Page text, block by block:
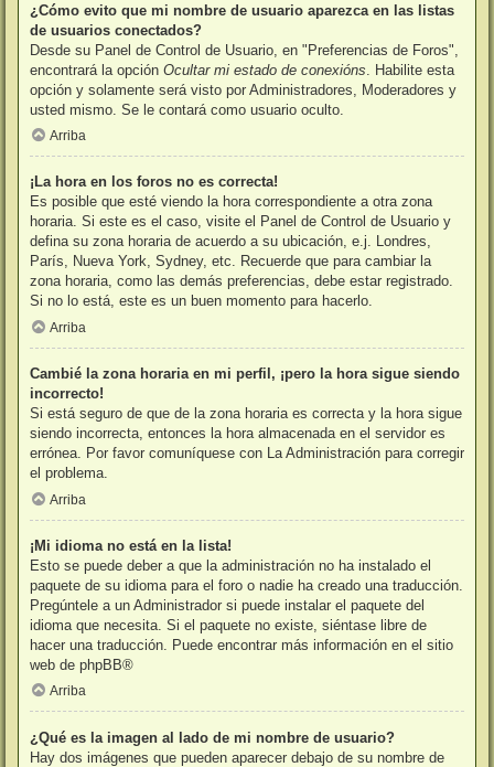
¿Cómo evito que mi nombre de usuario aparezca en las listas
de usuarios conectados?
Desde su Panel de Control de Usuario, en "Preferencias de Foros",
encontrará la opción Ocultar mi estado de conexións . Habilite esta
opción y solamente será visto por Administradores, Moderadores y
usted mismo. Se le contará como usuario oculto.
Arriba
¡La hora en los foros no es correcta!
Es posible que esté viendo la hora correspondiente a otra zona
horaria. Si este es el caso, visite el Panel de Control de Usuario y
defina su zona horaria de acuerdo a su ubicación, e.j. Londres,
París, Nueva York, Sydney, etc. Recuerde que para cambiar la
zona horaria, como las demás preferencias, debe estar registrado.
Si no lo está, este es un buen momento para hacerlo.
Arriba
Cambié la zona horaria en mi perfil, ¡pero la hora sigue siendo
incorrecto!
Si está seguro de que de la zona horaria es correcta y la hora sigue
siendo incorrecta, entonces la hora almacenada en el servidor es
errónea. Por favor comuníquese con La Administración para corregir
el problema.
Arriba
¡Mi idioma no está en la lista!
Esto se puede deber a que la administración no ha instalado el
paquete de su idioma para el foro o nadie ha creado una traducción.
Pregúntele a un Administrador si puede instalar el paquete del
idioma que necesita. Si el paquete no existe, siéntase libre de
hacer una traducción. Puede encontrar más información en el sitio
web de phpBB®
Arriba
¿Qué es la imagen al lado de mi nombre de usuario?
Hay dos imágenes que pueden aparecer debajo de su nombre de